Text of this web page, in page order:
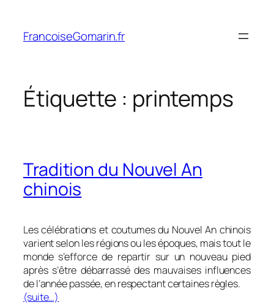
contenu
FrancoiseGomarin.fr
Étiquette : printemps
Tradition du Nouvel An
chinois
Les célébrations et coutumes du Nouvel An chinois
varient selon les régions ou les époques, mais tout le
monde s’efforce de repartir sur un nouveau pied
après s’être débarrassé des mauvaises influences
de l’année passée, en respectant certaines règles.
(suite…)